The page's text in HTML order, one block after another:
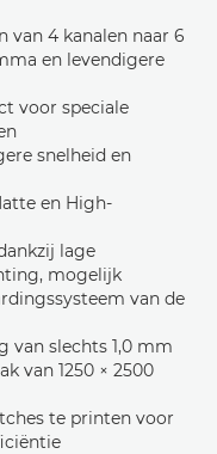
van 4 kanalen naar 6
en levendigere
voor speciale
snelheid en
en High-
lage
mogelijk
van de
van slechts 1,0 mm
van 1250 × 2500
te printen voor